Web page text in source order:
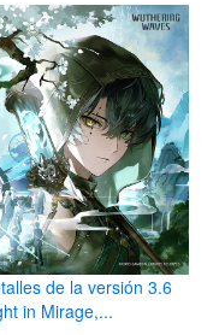
de la versión 3.6
in Mirage,...